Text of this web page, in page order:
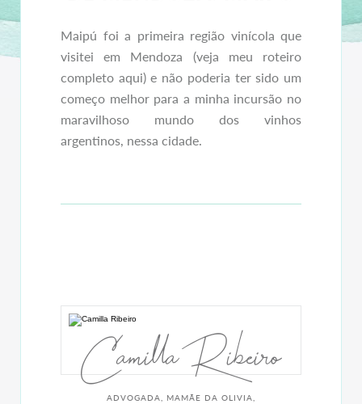
Maipú foi a primeira região vinícola que
visitei em Mendoza (veja meu roteiro
completo aqui) e não poderia ter sido um
começo melhor para a minha incursão no
maravilhoso mundo dos vinhos
argentinos, nessa cidade.
Camilla Ribeiro
ADVOGADA, MAMÃE DA OLIVIA,